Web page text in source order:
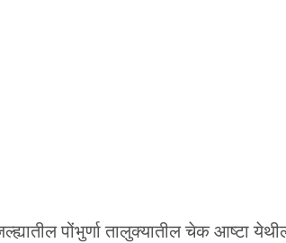
पोंभुर्णा तालुक्यातील चेक आष्टा